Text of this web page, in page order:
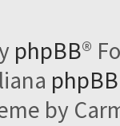
phpBB®
by